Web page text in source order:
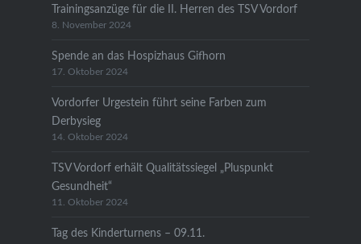
Trainingsanzüge für die II. Herren des TSV Vordorf
8. November 2024
Spende an das Hospizhaus Gifhorn
17. Oktober 2024
Vordorfer Urgestein führt seine Farben zum
Derbysieg
14. Oktober 2024
TSV Vordorf erhält Qualitätssiegel „Pluspunkt
Gesundheit“
11. Oktober 2024
Tag des Kinderturnens – 09.11.